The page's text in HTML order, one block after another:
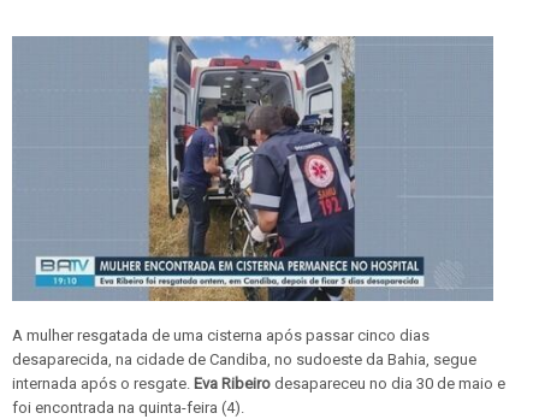
A mulher resgatada de uma cisterna após passar cinco dias
desaparecida, na cidade de Candiba, no sudoeste da Bahia, segue
internada após o resgate. Eva Ribeiro desapareceu no dia 30 de maio e
foi encontrada na quinta-feira (4).